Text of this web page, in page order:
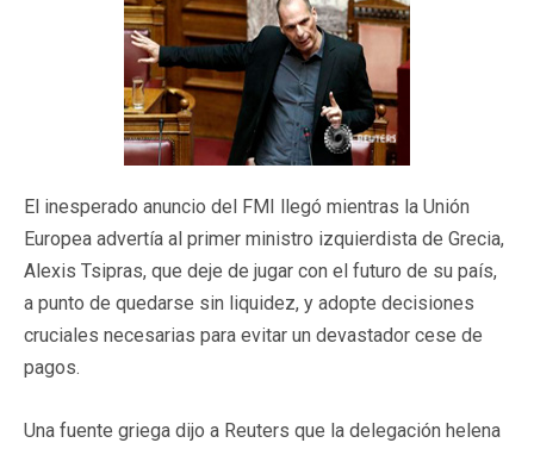
El inesperado anuncio del FMI llegó mientras la Unión
Europea advertía al primer ministro izquierdista de Grecia,
Alexis Tsipras, que deje de jugar con el futuro de su país,
a punto de quedarse sin liquidez, y adopte decisiones
cruciales necesarias para evitar un devastador cese de
pagos.
Una fuente griega dijo a Reuters que la delegación helena